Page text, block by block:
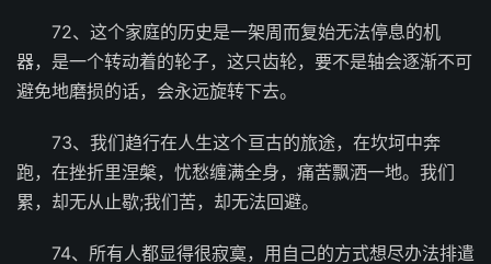
72、这个家庭的历史是一架周而复始无法停息的机
器，是一个转动着的轮子，这只齿轮，要不是轴会逐渐不可
避免地磨损的话，会永远旋转下去。
73、我们趋行在人生这个亘古的旅途，在坎坷中奔
跑，在挫折里涅槃，忧愁缠满全身，痛苦飘洒一地。我们
累，却无从止歇;我们苦，却无法回避。
74、所有人都显得很寂寞，用自己的方式想尽办法排遣